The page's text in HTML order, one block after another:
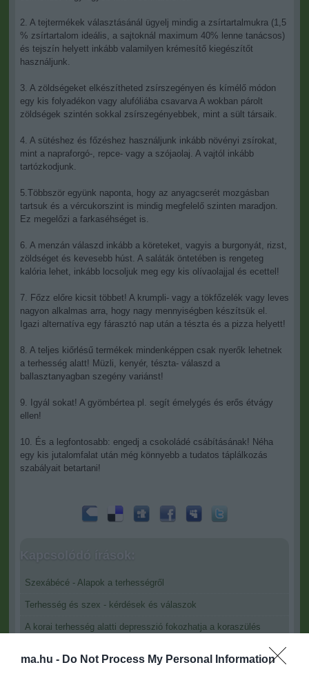
ma.hu - Do Not Process My Personal Information
2. A tejtermékek választásánál ügyelj mindig a zsírtartalmukra (1,5
% zsírtartalom ideális, a sajtoknál maximum 40% lenne tanácsos)
és tejszín helyett inkább valamilyen krémesítő kiegészítőt
használjunk.
3. A zöldségeket elkészítheted zsírszegényen és kímélő módon
egy kis folyadékon vagy alufóliába csavarva A wokban párolt
zöldségek szintén sokkal zsírszegényebbek, mint a sült társaik.
4. A sütéshez és főzéshez használjunk inkább növényi zsírokat,
mint a napraforgó-, repce- vagy a szójaolaj. A vajtól inkább
tartózkodjunk.
5.Többször együnk naponta, hogy az anyagcserét mozgásban
tartsuk és a vércukorszint is mindig megfelelő szinten maradjon.
Ez megelőzi a farkaséhséget is.
6. A menzán válaszd inkább a köreteket, vagyis a burgonyát, rizst,
zöldséget és kevesebb húst. A saláták öntetében is rengeteg
kalória lehet, inkább locsoljuk meg egy kis olívaolajjal és ecettel!
7. Főzz előre kicsit többet! A krumpli- vagy a tökfőzelék vagy leves
nagyon alkalmas arra, hogy nagy mennyiségben készítsük el.
Igazi alternatíva egy fárasztó nap után a tészta és a pizza helyett!
8. A teljes kiőrlésű termékek mindenképpen csak nyerők lehetnek
a terhesség alatt! Müzli, kenyér, tészta- válaszd a
ballasztanyagban szegény variánst!
9. Igyál sokat! A gyömbértea pl. segít émelygés és erős étvágy
ellen!
10. És a legfontosabb: engedj a csokoládé csábításának! Néha
egy kis jutalomfalat után még könnyebb a tudatos táplálkozás
szabályait betartani!
Kapcsolódó írások:
Szexábécé - Alapok a terhességről
Terhesség és szex - kérdések és válaszok
A korai terhesség alatti depresszió fokozhatja a koraszülés